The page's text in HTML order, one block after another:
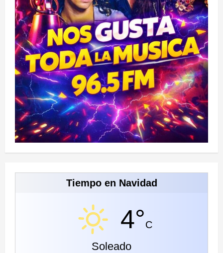
Tiempo en Navidad
4°C
Soleado